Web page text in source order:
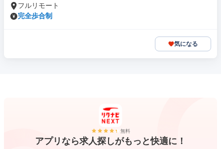
フルリモート
完全歩合制
気になる
無料
アプリなら求人探しがもっと快適に！